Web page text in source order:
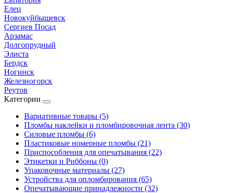
Елец
Новокуйбышевск
Сергиев Посад
Арзамас
Долгопрудный
Элиста
Бердск
Ногинск
Железногорск
Реутов
Категории
Вариативные товары (5)
Пломбы наклейки и пломбировочная лента (30)
Силовые пломбы (6)
Пластиковые номерные пломбы (21)
Приспособления для опечатывания (22)
Этикетки и Риббоны (0)
Упаковочные материалы (27)
Устройства для опломбирования (65)
Опечатывающие принадлежности (32)